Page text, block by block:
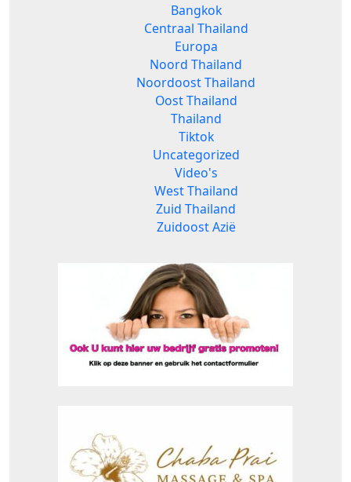
Bangkok
Centraal Thailand
Europa
Noord Thailand
Noordoost Thailand
Oost Thailand
Thailand
Tiktok
Uncategorized
Video's
West Thailand
Zuid Thailand
Zuidoost Azië